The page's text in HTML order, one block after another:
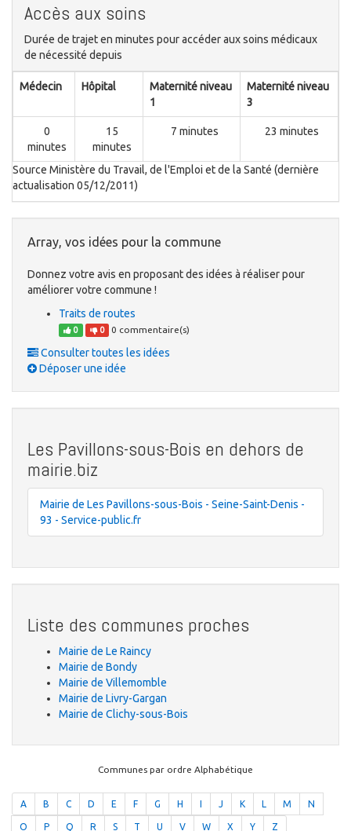
Accès aux soins
Durée de trajet en minutes pour accéder aux soins médicaux
de nécessité depuis
Médecin Hôpital
Maternité niveau
1
Maternité niveau
3
0
minutes
15
minutes
7 minutes 23 minutes
Source Ministère du Travail, de l'Emploi et de la Santé (dernière
actualisation 05/12/2011)
Array, vos idées pour la commune
Donnez votre avis en proposant des idées à réaliser pour
améliorer votre commune !
Traits de routes
0 0 0 commentaire(s)
Consulter toutes les idées
Déposer une idée
Les Pavillons-sous-Bois en dehors de
mairie.biz
Mairie de Les Pavillons-sous-Bois - Seine-Saint-Denis -
93 - Service-public.fr
Liste des communes proches
Mairie de Le Raincy
Mairie de Bondy
Mairie de Villemomble
Mairie de Livry-Gargan
Mairie de Clichy-sous-Bois
Communes par ordre Alphabétique
A B C D E F G H J K L M N
O P Q R S T U V W X Y Z